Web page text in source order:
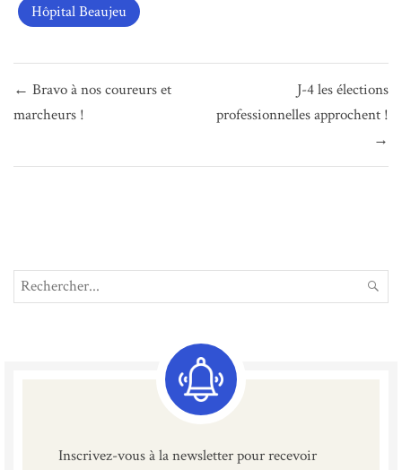
Hôpital Beaujeu
de
l’article
← Bravo à nos coureurs et
marcheurs !
J-4 les élections
professionnelles approchent !
→
Search
for:
Inscrivez-vous à la newsletter pour recevoir